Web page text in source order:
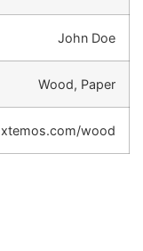
John Doe
Wood, Paper
xtemos.com/wood